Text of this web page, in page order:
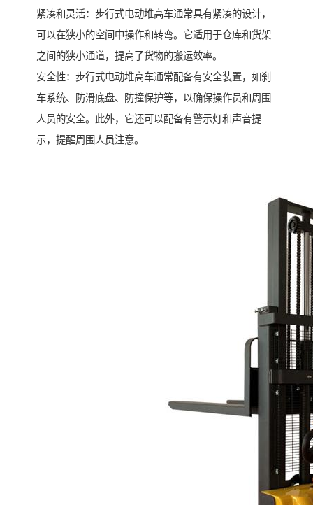
紧凑和灵活：步行式电动堆高车通常具有紧凑的设计，
可以在狭小的空间中操作和转弯。它适用于仓库和货架
之间的狭小通道，提高了货物的搬运效率。
安全性：步行式电动堆高车通常配备有安全装置，如刹
车系统、防滑底盘、防撞保护等，以确保操作员和周围
人员的安全。此外，它还可以配备有警示灯和声音提
示，提醒周围人员注意。